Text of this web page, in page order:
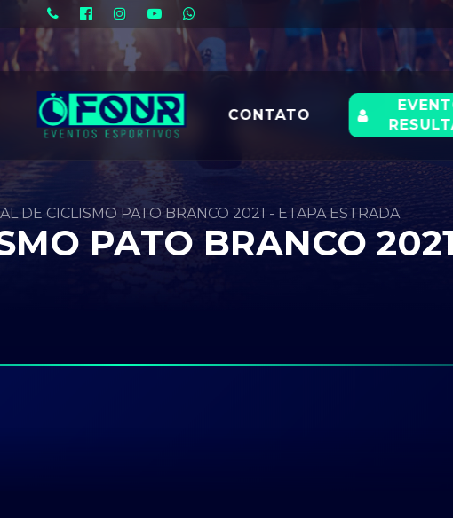
CONTATO
DE CICLISMO PATO BRANCO 2021 - ETAPA ESTRADA
PATO BRANCO